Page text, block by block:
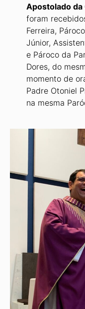
Apostolado da
foram
Ferreira,
Júnior,
e Pároco da
Dores, do
momento de
Padre Otoniel
na mesma